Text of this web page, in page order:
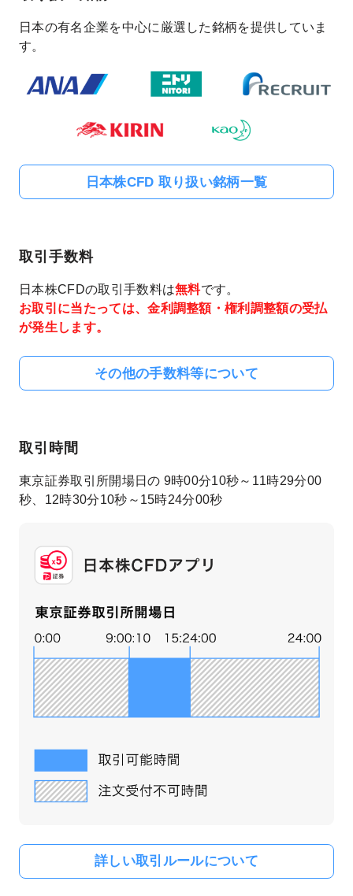
日本の有名企業を中心に厳選した銘柄を提供していま
す。
日本株CFD 取り扱い銘柄一覧
取引手数料
日本株CFDの取引手数料は無料です。
お取引に当たっては、金利調整額・権利調整額の受払
が発生します。
その他の手数料等について
取引時間
東京証券取引所開場日の 9時00分10秒～11時29分00
秒、12時30分10秒～15時24分00秒
詳しい取引ルールについて